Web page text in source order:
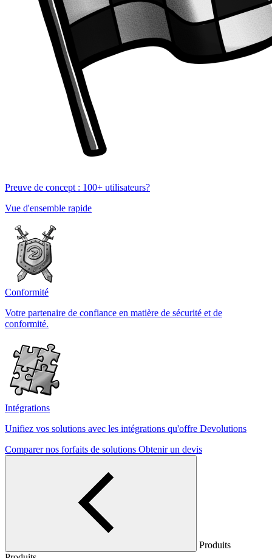
Preuve de concept : 100+ utilisateurs?
Vue d'ensemble rapide
Conformité
Votre partenaire de confiance en matière de sécurité et de
conformité.
Intégrations
Unifiez vos solutions avec les intégrations qu'offre Devolutions
Comparer nos forfaits de solutions Obtenir un devis
Produits